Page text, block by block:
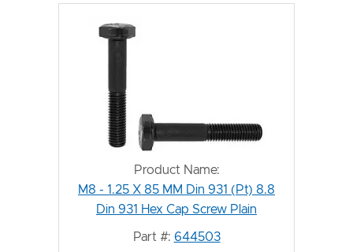
Product Name:
M8 - 1.25 X 85 MM Din 931 (Pt) 8.8
Din 931 Hex Cap Screw Plain
Part #: 644503